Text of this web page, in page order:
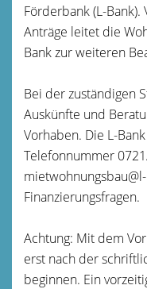
Förderbank (L-Bank).
Anträge leitet die
Bank zur weiteren
Bei der zuständigen
Auskünfte und
Vorhaben. Die L-
Telefonnummer
Finanzierungsfragen.
Achtung: Mit dem
erst nach der
beginnen. Ein